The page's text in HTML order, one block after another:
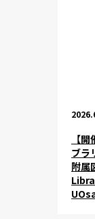
【
ブラ
附属